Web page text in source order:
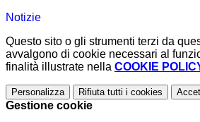
Notizie
Questo sito o gli strumenti terzi da
avvalgono di cookie necessari al
finalità illustrate nella COOKIE
Personalizza Rifiuta tutti i cookies
Gestione cookie